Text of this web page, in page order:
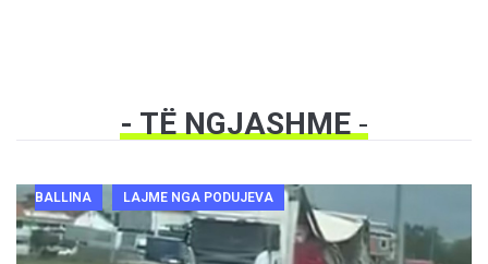
- TË NGJASHME-
BALLINA LAJME NGA PODUJEVA